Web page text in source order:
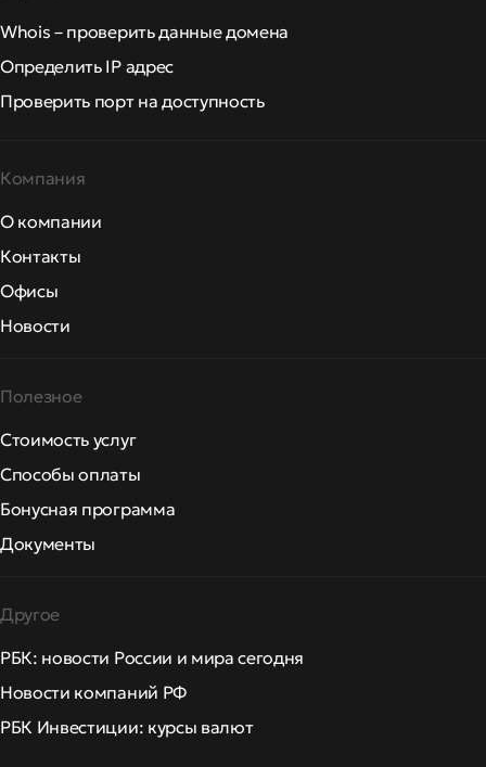
Whois – проверить данные домена
Определить IP адрес
Проверить порт на доступность
Компания
О компании
Контакты
Офисы
Новости
Полезное
Стоимость услуг
Способы оплаты
Бонусная программа
Документы
Другое
РБК: новости России и мира сегодня
Новости компаний РФ
РБК Инвестиции: курсы валют